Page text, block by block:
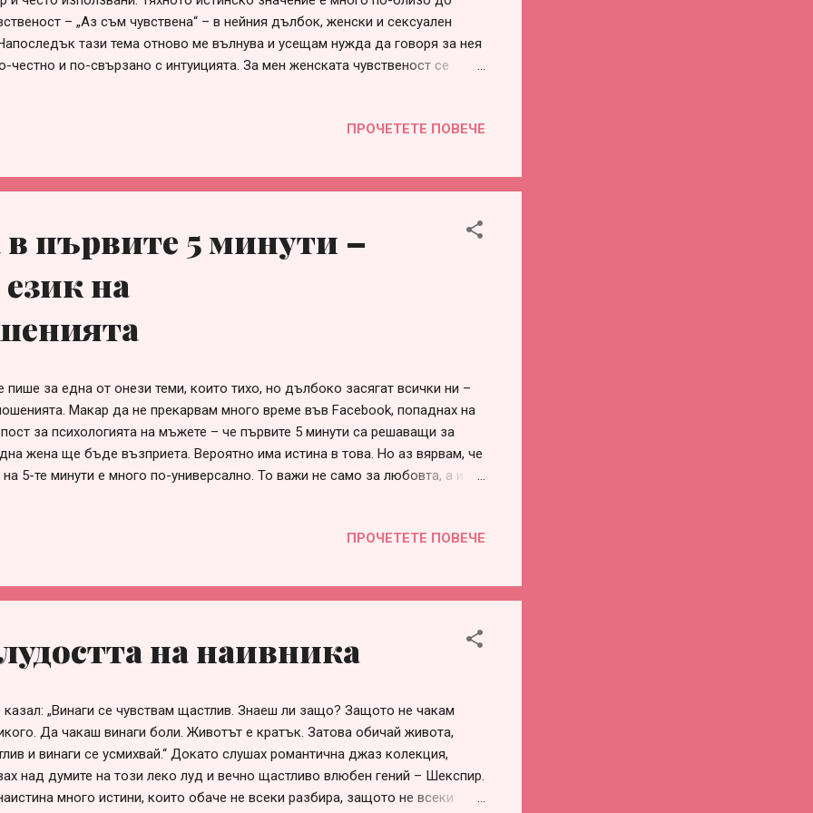
– „Аз съм чувствена“ – в нейния дълбок, женски и сексуален
тази тема отново ме вълнува и усещам нужда да говоря за нея
честно и по-свързано с интуицията. За мен женската чувственост се
не крещят, а нашепват. Това е женственост, която не се доказва, а се
дали е любовница, майка или жена с домашни любимци. Независимо
или не. Една дама е добре да се поддържа – с качествена
добра храна, движение и внимание към външния си вид. Не заради някого
защото това е форма на самоуважение. От опита...
ПРОЧЕТЕТЕ ПОВЕЧЕ
първите 5 минути –
на
пише за една от онези теми, които тихо, но дълбоко засягат всички ни –
Макар да не прекарвам много време във Facebook, попаднах на
за психологията на мъжете – че първите 5 минути са решаващи за
жена ще бъде възприета. Вероятно има истина в това. Но аз вярвам, че
5-те минути е много по-универсално. То важи не само за любовта, а и за
5 минути усещам дали ще си паснем в дългосрочен план, дали ще сме
Интуицията ми никога не ме е подвеждала. Тя говори ясно, стига да
отношение на мъжете, усещането е също толкова категорично. В
минути разбирам дали са ми интересни и дали искам да общувам с тях. Ако
привличане, ...
ПРОЧЕТЕТЕ ПОВЕЧЕ
на наивника
„Винаги се чувствам щастлив. Знаеш ли защо? Защото не чакам
Да чакаш винаги боли. Животът е кратък. Затова обичай живота,
и винаги се усмихвай.“ Докато слушах романтична джаз колекция,
над думите на този леко луд и вечно щастливо влюбен гений – Шекспир.
много истини, които обаче не всеки разбира, защото не всеки